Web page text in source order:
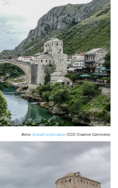
Фото: GjataErvin/pixabay (CC0 Creative Commons)